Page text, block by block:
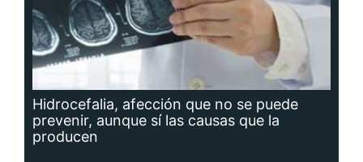
Hidrocefalia, afección que no se puede
prevenir, aunque sí las causas que la
producen